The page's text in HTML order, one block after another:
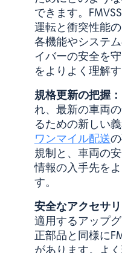
できます。
運転と衝突性能
各機能やシステ
イバーの安全を
をよりよく理解
規格更新の把握：
れ、最新の車両
るための新しい
ワンマイル配送
規制と、車両の
情報の入手先を
す。
安全なアクセサ
適用するアップ
正部品と同様に
があります。よ